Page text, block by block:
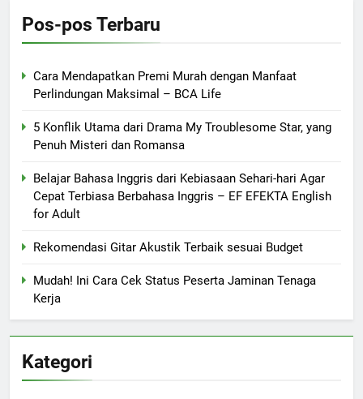
Pos-pos Terbaru
Cara Mendapatkan Premi Murah dengan Manfaat
Perlindungan Maksimal – BCA Life
5 Konflik Utama dari Drama My Troublesome Star, yang
Penuh Misteri dan Romansa
Belajar Bahasa Inggris dari Kebiasaan Sehari-hari Agar
Cepat Terbiasa Berbahasa Inggris – EF EFEKTA English
for Adult
Rekomendasi Gitar Akustik Terbaik sesuai Budget
Mudah! Ini Cara Cek Status Peserta Jaminan Tenaga
Kerja
Kategori